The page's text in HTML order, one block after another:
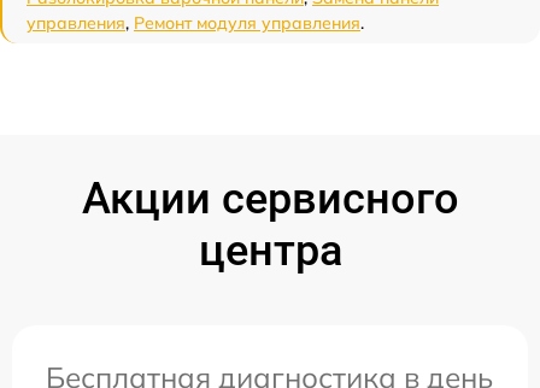
управления, Ремонт модуля управления.
Акции сервисного
центра
Бесплатная диагностика в день